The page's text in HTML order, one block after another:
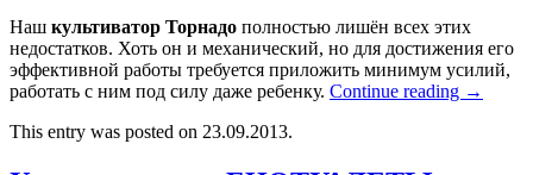
Наш культиватор Торнадо полностью лишён всех этих
недостатков. Хоть он и механический, но для достижения его
эффективной работы требуется приложить минимум усилий,
работать с ним под силу даже ребенку. Continue reading →
This entry was posted on 23.09.2013.